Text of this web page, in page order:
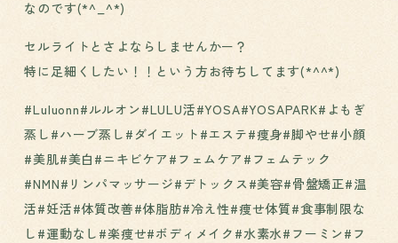
なのです(*^_^*)
セルライトとさよならしませんかー？
特に足細くしたい！！という方お待ちしてます(*^^*)
#Luluonn#ルルオン#LULU活#YOSA#YOSAPARK#よもぎ
蒸し#ハーブ蒸し#ダイエット#エステ#痩身#脚やせ#小顔
#美肌#美白#ニキビケア#フェムケア#フェムテック
#NMN#リンパマッサージ#デトックス#美容#骨盤矯正#温
活#妊活#体質改善#体脂肪#冷え性#痩せ体質#食事制限な
し#運動なし#楽痩せ#ボディメイク#水素水#フーミン#フ